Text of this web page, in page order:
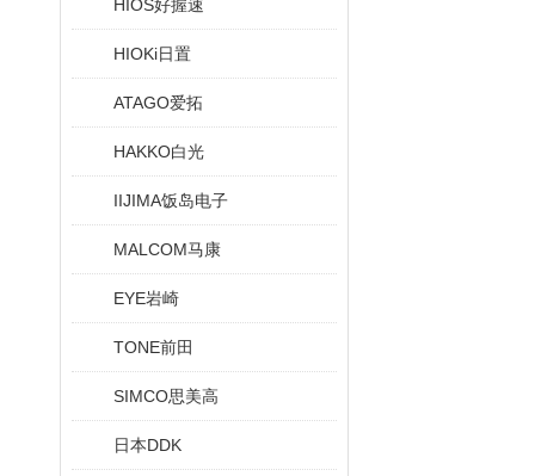
HIOS好握速
HIOKi日置
ATAGO爱拓
HAKKO白光
IIJIMA饭岛电子
MALCOM马康
EYE岩崎
TONE前田
SIMCO思美高
日本DDK